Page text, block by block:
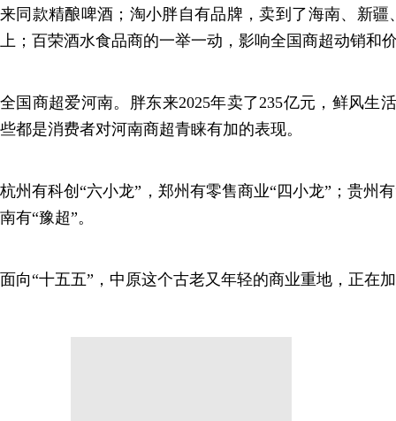
来同款精酿啤酒；淘小胖自有品牌，卖到了海南、新
上；百荣酒水食品商的一举一动，影响全国商超动销和
全国商超爱河南。胖东来2025年卖了235亿元，鲜风生
些都是消费者对河南商超青睐有加的表现。
杭州有科创“六小龙”，郑州有零售商业“四小龙”；贵州
南有“豫超”。
面向“十五五”，中原这个古老又年轻的商业重地，正在